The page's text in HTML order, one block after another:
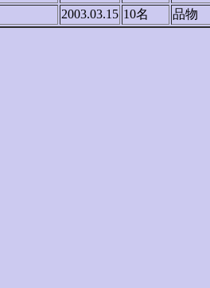
2003.03.15 10名 品物